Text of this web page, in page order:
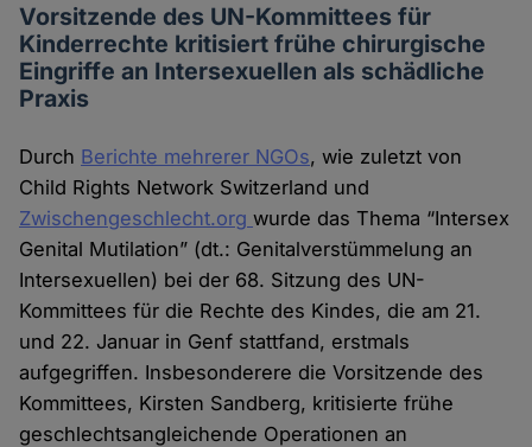
Vorsitzende des UN-Kommittees für
Kinderrechte kritisiert frühe chirurgische
Eingriffe an Intersexuellen als schädliche
Praxis
Durch Berichte mehrerer NGOs, wie zuletzt von
Child Rights Network Switzerland und
Zwischengeschlecht.orgwurde das Thema “Intersex
Genital Mutilation” (dt.: Genitalverstümmelung an
Intersexuellen) bei der 68. Sitzung des UN-
Kommittees für die Rechte des Kindes, die am 21.
und 22. Januar in Genf stattfand, erstmals
aufgegriffen. Insbesonderere die Vorsitzende des
Kommittees, Kirsten Sandberg, kritisierte frühe
geschlechtsangleichende Operationen an